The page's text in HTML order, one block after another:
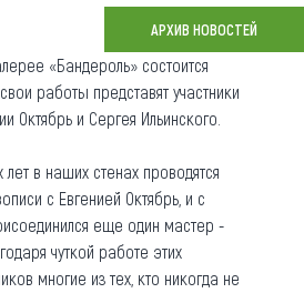
АРХИВ НОВОСТЕЙ
«Бандероль» состоится
работы представят участники
Октябрь и Сергея Ильинского.
лет в наших стенах проводятся
с Евгенией Октябрь, и с
еще один мастер -
чуткой работе этих
многие из тех, кто никогда не